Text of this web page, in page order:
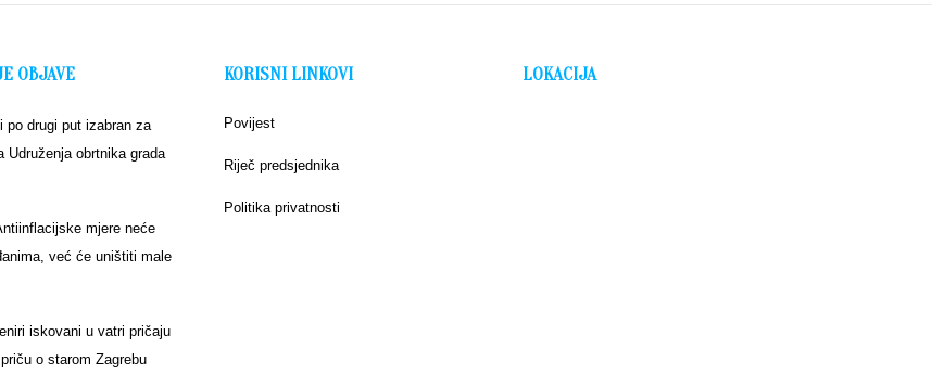
OBJAVE
po drugi put izabran za
Udruženja obrtnika grada
mjere neće
već će uništiti male
iskovani u vatri pričaju
o starom Zagrebu
KORISNI LINKOVI
Povijest
Riječ predsjednika
Politika privatnosti
LOKACIJA